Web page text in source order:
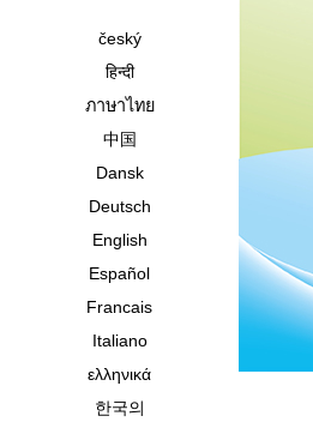
český
हिन्दी
ภาษาไทย
中国
Dansk
Deutsch
English
Español
Francais
Italiano
ελληνικά
한국의